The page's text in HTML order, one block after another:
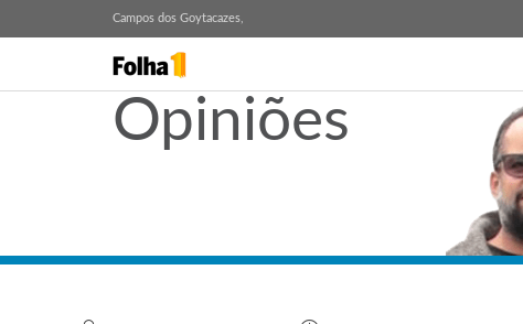
Campos dos Goytacazes,
Opiniões